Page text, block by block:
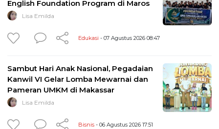
English Foundation Program di Maros
Lisa Emilda
Edukasi - 07 Agustus 2026 08:47
Sambut Hari Anak Nasional, Pegadaian
Kanwil VI Gelar Lomba Mewarnai dan
Pameran UMKM di Makassar
Lisa Emilda
Bisnis - 06 Agustus 2026 17:51